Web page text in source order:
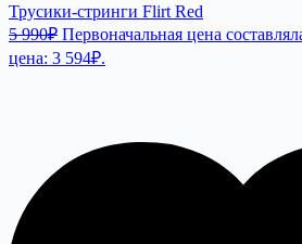
Трусики-стринги Flirt Red
5 990₽ Первоначальная цена
цена: 3 594₽.